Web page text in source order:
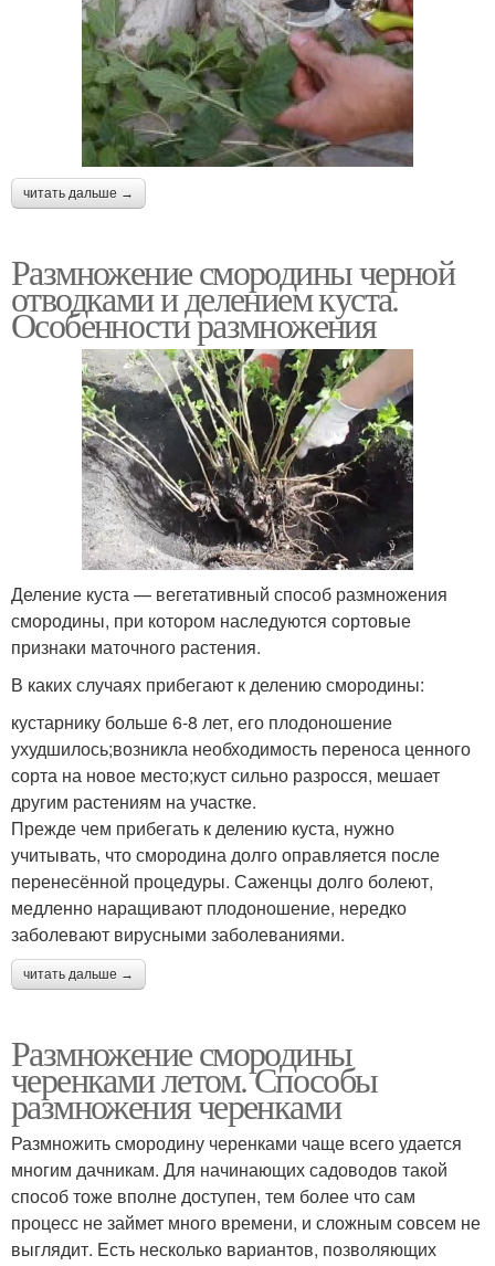
читать дальше →
Размножение смородины черной
отводками и делением куста.
Особенности размножения
Деление куста — вегетативный способ размножения
смородины, при котором наследуются сортовые
признаки маточного растения.
В каких случаях прибегают к делению смородины:
кустарнику больше 6-8 лет, его плодоношение
ухудшилось;возникла необходимость переноса ценного
сорта на новое место;куст сильно разросся, мешает
другим растениям на участке.
Прежде чем прибегать к делению куста, нужно
учитывать, что смородина долго оправляется после
перенесённой процедуры. Саженцы долго болеют,
медленно наращивают плодоношение, нередко
заболевают вирусными заболеваниями.
читать дальше →
Размножение смородины
черенками летом. Способы
размножения черенками
Размножить смородину черенками чаще всего удается
многим дачникам. Для начинающих садоводов такой
способ тоже вполне доступен, тем более что сам
процесс не займет много времени, и сложным совсем не
выглядит. Есть несколько вариантов, позволяющих